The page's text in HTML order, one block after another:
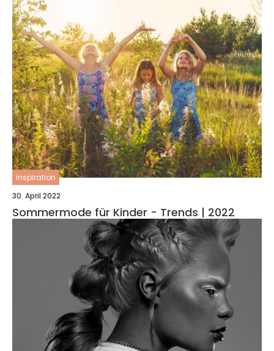
inspiration
30. April 2022
Sommermode für Kinder - Trends | 2022